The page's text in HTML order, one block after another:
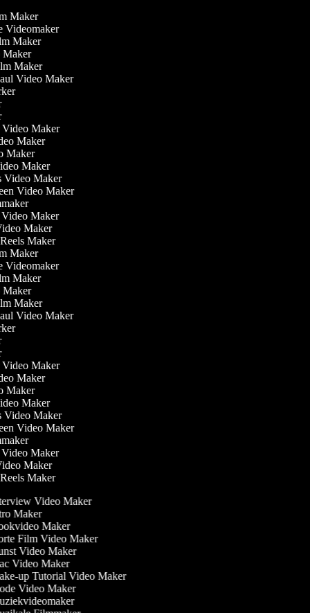
Maker
Videomaker
Maker
Maker
Maker
Video Maker
Video Maker
Maker
Maker
Maker
Video Maker
Video Maker
Video Maker
Maker
Reels Maker
Maker
Videomaker
Maker
Maker
Maker
Video Maker
Video Maker
Maker
Maker
Maker
Video Maker
Video Maker
Video Maker
Maker
Reels Maker
Video Maker
Maker
Maker
Film Video Maker
Video Maker
Video Maker
up Tutorial Video Maker
Video Maker